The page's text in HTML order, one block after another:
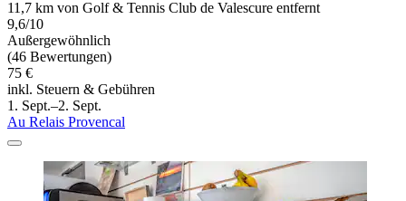
11,7 km von Golf & Tennis Club de Valescure entfernt
9,6/10
Außergewöhnlich
(46 Bewertungen)
75 €
inkl. Steuern & Gebühren
1. Sept.–2. Sept.
Au Relais Provencal